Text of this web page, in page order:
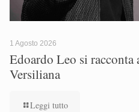
1 Agosto 2026
Edoardo Leo si racconta
Versiliana
Leggi tutto